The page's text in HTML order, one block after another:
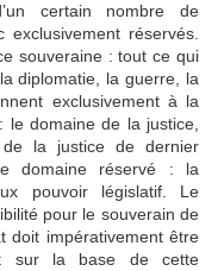
certain nombre de
réservés.
souveraine : tout ce qui
diplomatie, la guerre, la
exclusivement à la
le domaine de la justice,
la justice de dernier
domaine réservé : la
pouvoir législatif. Le
pour le souverain de
doit impérativement être
sur la base de cette